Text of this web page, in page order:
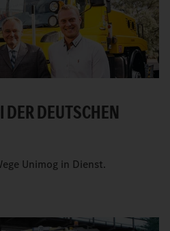
DEUTSCHEN
Unimog in Dienst.